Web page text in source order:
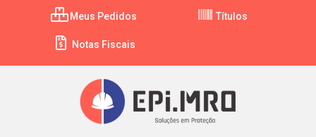
Meus Pedidos Títulos
Notas Fiscais